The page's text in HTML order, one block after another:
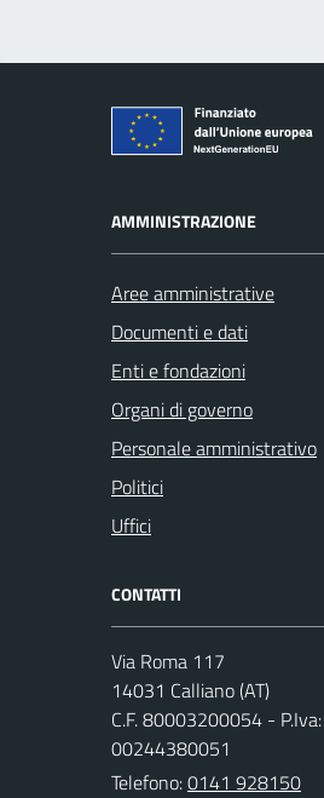
AMMINISTRAZIONE
Aree amministrative
Documenti e dati
Enti e fondazioni
Organi di governo
Personale amministrativo
Politici
Uffici
CONTATTI
Via Roma 117
14031 Calliano (AT)
C.F. 80003200054 - P.Iva:
00244380051
Telefono:0141 928150